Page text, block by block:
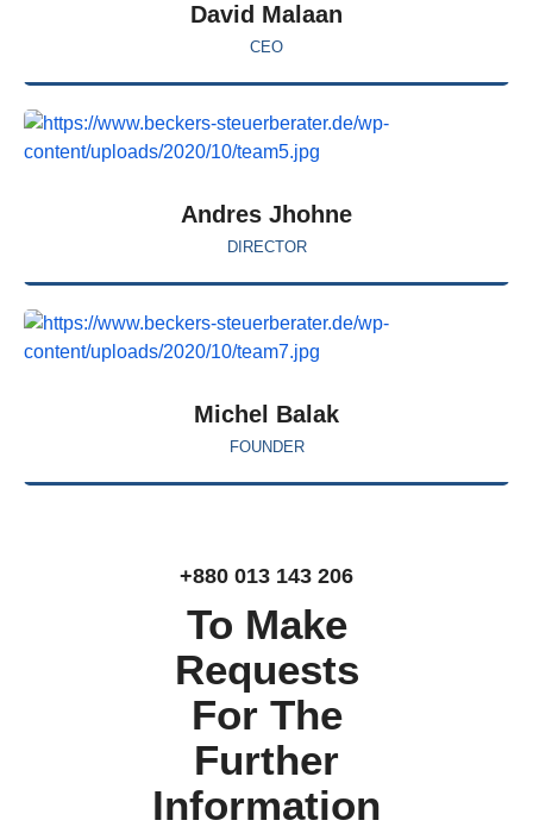
David Malaan
CEO
Andres Jhohne
DIRECTOR
Michel Balak
FOUNDER
+880 013 143 206
To Make
Requests
For The
Further
Information